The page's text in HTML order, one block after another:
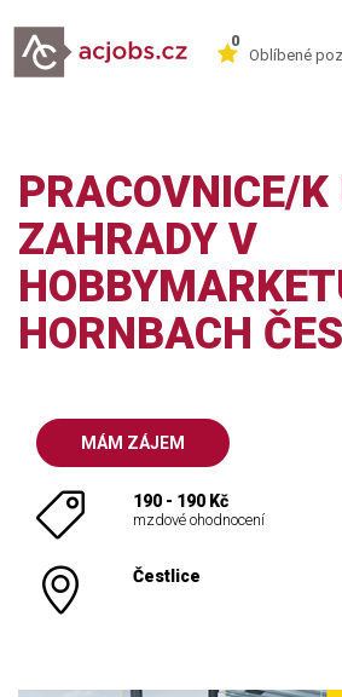
0
Oblíbené
PRACOVNICE/K
ZAHRADY V
HORNBACH
MÁM ZÁJEM
190 - 190 Kč
mzdové ohodnocení
Čestlice